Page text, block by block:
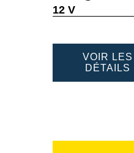
12 V
VOIR LES
DÉTAILS